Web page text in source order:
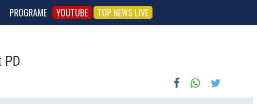
PROGRAME YOUTUBE TOP NEWS LIVE